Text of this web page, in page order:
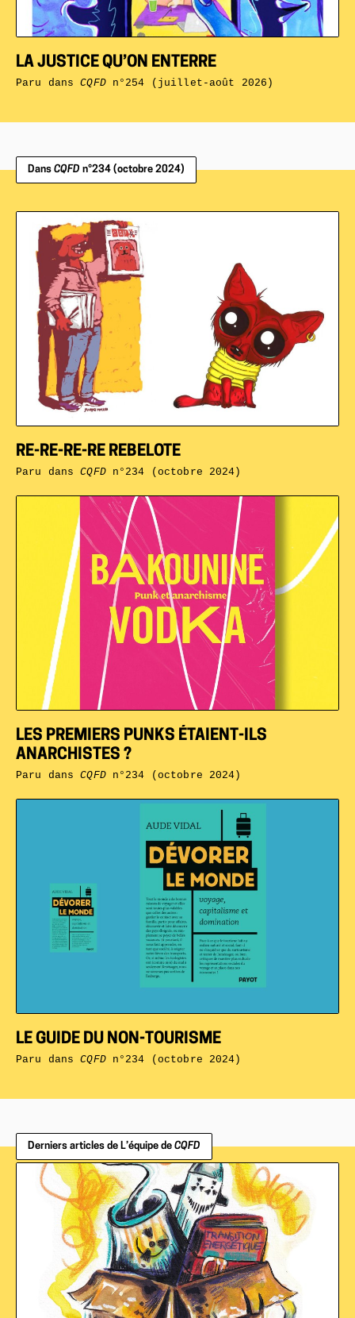
LA JUSTICE QU’ON ENTERRE
Paru dansCQFDn°254 (juillet-août 2026)
Dans CQFD n°234 (octobre 2024)
LE GUIDE DU NON-TOURISME
Paru dansCQFDn°234 (octobre 2024)
LES PREMIERS PUNKS ÉTAIENT-ILS
ANARCHISTES ?
Paru dansCQFDn°234 (octobre 2024)
RE-RE-RE-RE REBELOTE
Paru dansCQFDn°234 (octobre 2024)
Derniers articles de L’équipe de CQFD